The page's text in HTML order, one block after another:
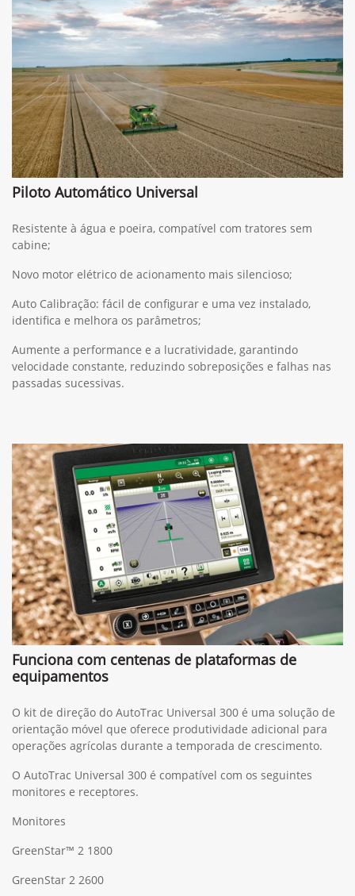
Piloto Automático Universal
Resistente à água e poeira, compatível com tratores sem
cabine;
Novo motor elétrico de acionamento mais silencioso;
Auto Calibração: fácil de configurar e uma vez instalado,
identifica e melhora os parâmetros;
Aumente a performance e a lucratividade, garantindo
velocidade constante, reduzindo sobreposições e falhas nas
passadas sucessivas.
Funciona com centenas de plataformas de
equipamentos
O kit de direção do AutoTrac Universal 300 é uma solução de
orientação móvel que oferece produtividade adicional para
operações agrícolas durante a temporada de crescimento.
O AutoTrac Universal 300 é compatível com os seguintes
monitores e receptores.
Monitores
GreenStar™ 2 1800
GreenStar 2 2600